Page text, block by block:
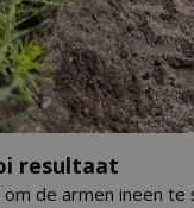
resultaat
de armen ineen